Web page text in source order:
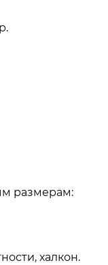
размерам:
халкон.